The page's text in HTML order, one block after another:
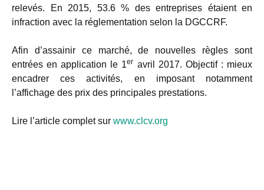
relevés. En 2015, 53.6 % des entreprises étaient en
infraction avec la réglementation selon la DGCCRF.
Afin d’assainir ce marché, de nouvelles règles sont
entrées en application le 1er avril 2017. Objectif : mieux
encadrer ces activités, en imposant notamment
l’affichage des prix des principales prestations.
Lire l’article complet sur www.clcv.org